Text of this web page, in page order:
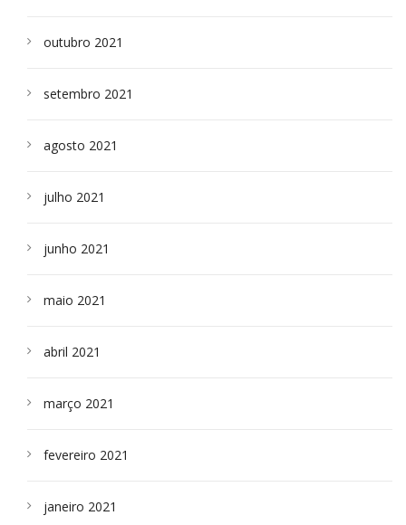
outubro 2021
setembro 2021
agosto 2021
julho 2021
junho 2021
maio 2021
abril 2021
março 2021
fevereiro 2021
janeiro 2021